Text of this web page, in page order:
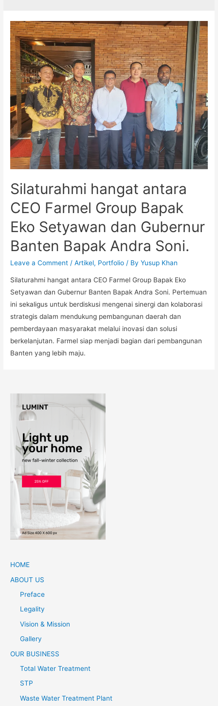
Silaturahmi hangat antara
CEO Farmel Group Bapak
Eko Setyawan dan Gubernur
Banten Bapak Andra Soni.
Leave a Comment /Artikel, Portfolio / ByYusup Khan
Silaturahmi hangat antara CEO Farmel Group Bapak Eko
Setyawan dan Gubernur Banten Bapak Andra Soni. Pertemuan
ini sekaligus untuk berdiskusi mengenai sinergi dan kolaborasi
strategis dalam mendukung pembangunan daerah dan
pemberdayaan masyarakat melalui inovasi dan solusi
berkelanjutan. Farmel siap menjadi bagian dari pembangunan
Banten yang lebih maju.
HOME
ABOUT US
Preface
Legality
Vision & Mission
Gallery
OUR BUSINESS
Total Water Treatment
STP
Waste Water Treatment Plant